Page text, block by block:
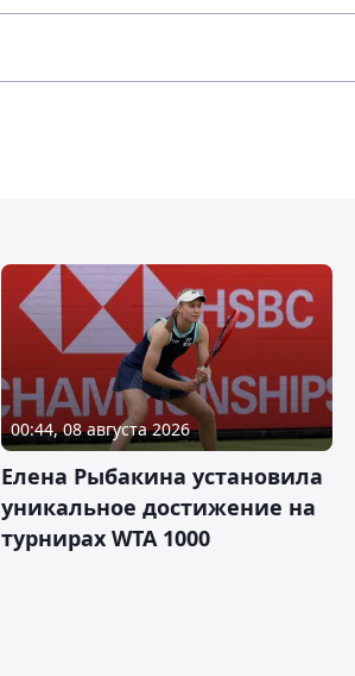
00:44, 08 августа 2026
Елена Рыбакина установила
уникальное достижение на
турнирах WTA 1000